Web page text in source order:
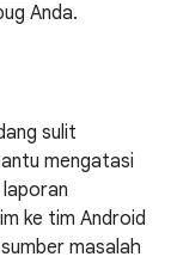
Anda.
sulit
mengatasi
ke tim Android
masalah